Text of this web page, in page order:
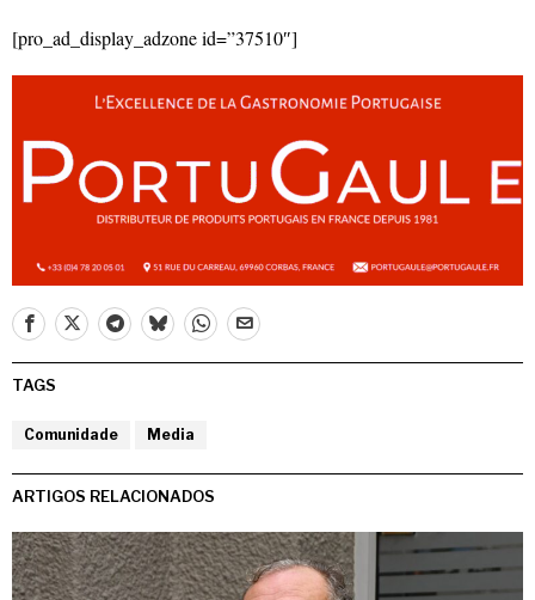
[pro_ad_display_adzone id=”37510″]
TAGS
Comunidade Media
ARTIGOS RELACIONADOS